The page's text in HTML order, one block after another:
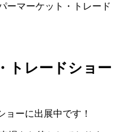
ーマーケット・トレード
トレードショー
ョーに出展中です！